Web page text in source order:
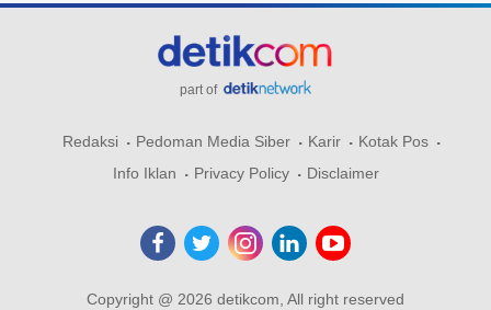
part of
Redaksi Pedoman Media Siber Karir
Kotak Pos
Info Iklan
Privacy Policy Disclaimer
Copyright @ 2026 detikcom, All right reserved